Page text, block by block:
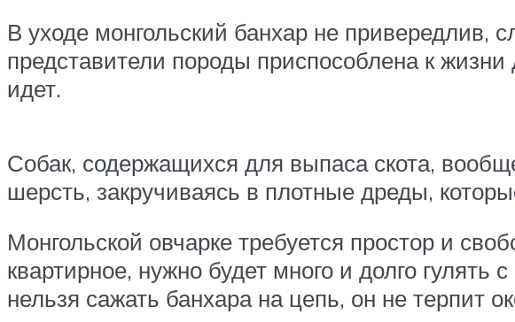
В уходе монгольский банхар не привередлив,
представители породы приспособлена к
идет.
Собак, содержащихся для выпаса скота,
шерсть, закручиваясь в плотные дреды,
Монгольской овчарке требуется простор и
квартирное, нужно будет много и долго
нельзя сажать банхара на цепь, он не терпит